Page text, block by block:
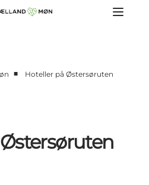
■ Hoteller på Østersøruten